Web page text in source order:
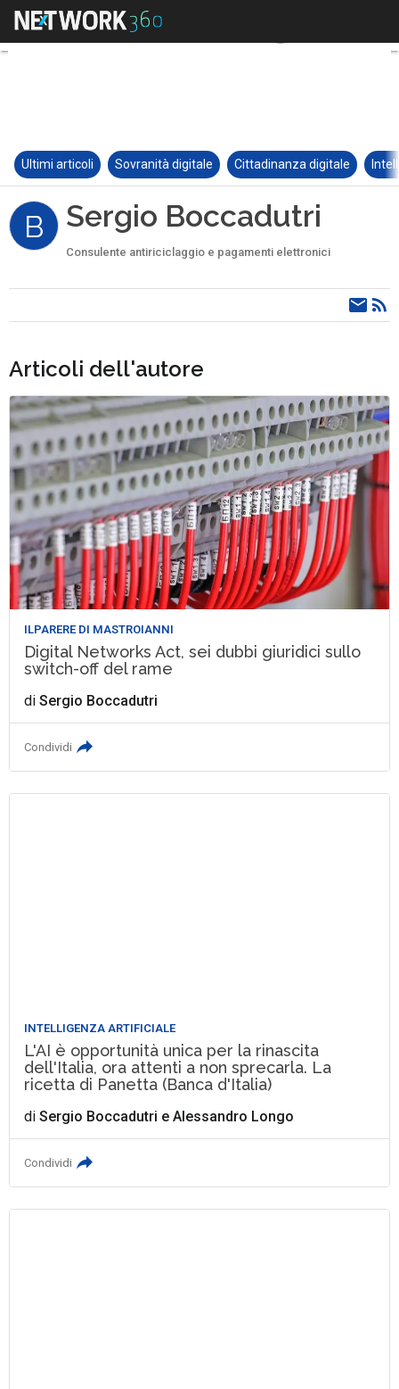
Ultimi articoli Sovranità digitale Cittadinanza digitale
B Sergio Boccadutri
Consulente antiriciclaggio e pagamenti elettronici
Articoli dell'autore
ILPARERE DI MASTROIANNI
Digital Networks Act, sei dubbi giuridici sullo
switch-off del rame
diSergio Boccadutri
Condividi
INTELLIGENZA ARTIFICIALE
L'AI è opportunità unica per la rinascita
dell'Italia, ora attenti a non sprecarla. La
ricetta di Panetta (Banca d'Italia)
diSergio Boccadutri eAlessandro Longo
Condividi